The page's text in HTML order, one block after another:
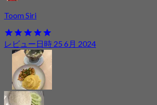
Toom Siri
レビュー日時 25 6月 2024